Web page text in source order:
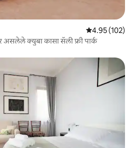
5 पैकी 4.95
4.95 (102)
असलेले क्युबा कासा सॅली फ्री पार्क